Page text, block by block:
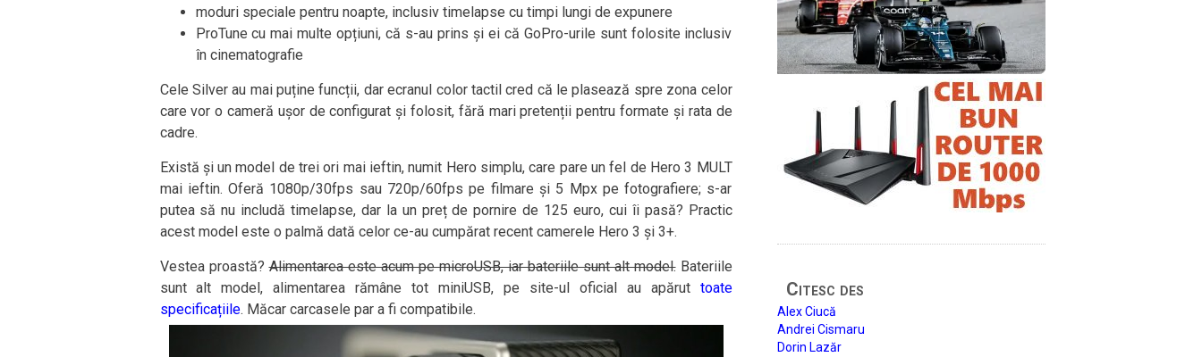
moduri speciale pentru noapte, inclusiv timelapse cu timpi lungi de expunere
ProTune cu mai multe opțiuni, că s-au prins și ei că GoPro-urile sunt folosite inclusiv
în cinematografie
Cele Silver au mai puține funcții, dar ecranul color tactil cred că le plasează spre zona celor
care vor o cameră ușor de configurat și folosit, fără mari pretenții pentru formate și rata de
cadre.
Există și un model de trei ori mai ieftin, numit Hero simplu, care pare un fel de Hero 3 MULT
mai ieftin. Oferă 1080p/30fps sau 720p/60fps pe filmare și 5 Mpx pe fotografiere; s-ar
putea să nu includă timelapse, dar la un preț de pornire de 125 euro, cui îi pasă? Practic
acest model este o palmă dată celor ce-au cumpărat recent camerele Hero 3 și 3+.
Vestea proastă?Alimentarea este acum pe microUSB, iar bateriile sunt alt model.Bateriile
sunt alt model, alimentarea rămâne tot miniUSB, pe site-ul oficial au apărut toate
specificațiile. Măcar carcasele par a fi compatibile.
Citesc des
Alex Ciucă
Andrei Cismaru
Dorin Lazăr